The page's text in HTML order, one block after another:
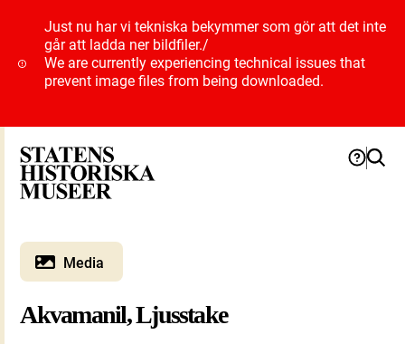
Just nu har vi tekniska bekymmer som gör att det inte
går att ladda ner bildfiler./
We are currently experiencing technical issues that
prevent image files from being downloaded.
Media
Akvamanil, Ljusstake